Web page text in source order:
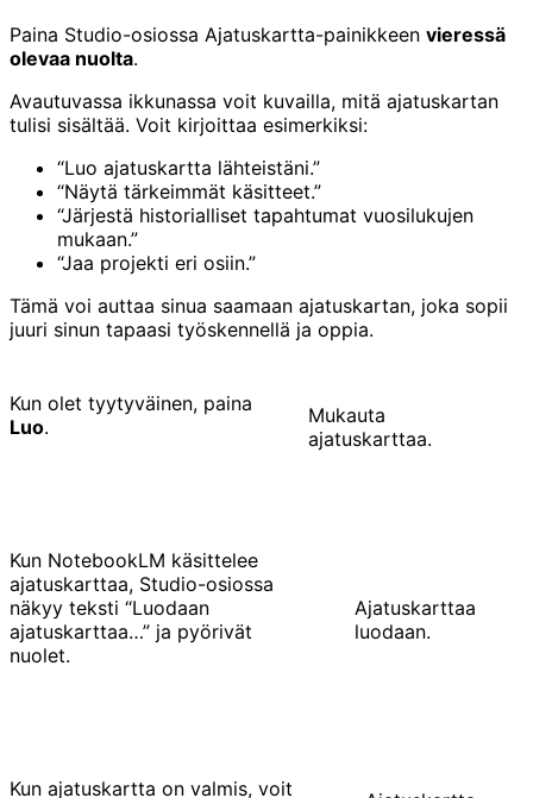
Paina Studio-osiossa Ajatuskartta-painikkeen vieressä
olevaa nuolta.
Avautuvassa ikkunassa voit kuvailla, mitä ajatuskartan
tulisi sisältää. Voit kirjoittaa esimerkiksi:
“Luo ajatuskartta lähteistäni.”
“Näytä tärkeimmät käsitteet.”
“Järjestä historialliset tapahtumat vuosilukujen
mukaan.”
“Jaa projekti eri osiin.”
Tämä voi auttaa sinua saamaan ajatuskartan, joka sopii
juuri sinun tapaasi työskennellä ja oppia.
Kun olet tyytyväinen, paina
Luo.
Mukauta
ajatuskarttaa.
Kun NotebookLM käsittelee
ajatuskarttaa, Studio-osiossa
näkyy teksti “Luodaan
ajatuskarttaa…” ja pyörivät
nuolet.
Ajatuskarttaa
luodaan.
Kun ajatuskartta on valmis, voit